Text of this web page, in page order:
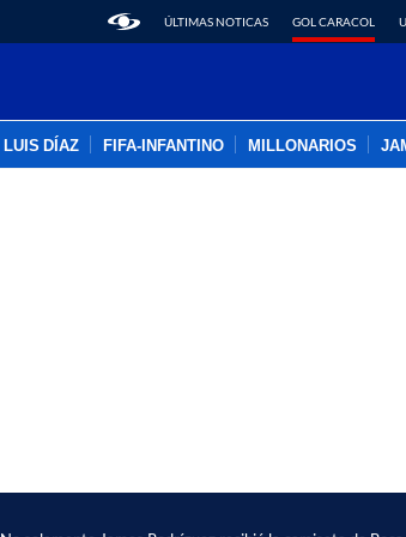
ÚLTIMAS NOTICAS GOL CARACOL
LUIS DÍAZ FIFA-INFANTINO MILLONARIOS